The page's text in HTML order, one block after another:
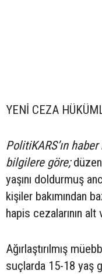
YENİ CEZA
PolitiKARS’ın
bilgilere göre;
yaşını doldurmuş
kişiler bakımından
hapis cezalarının alt
Ağırlaştırılmış
suçlarda 15-18 yaş